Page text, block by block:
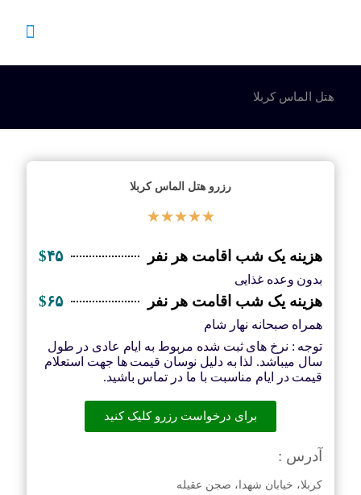
هتل الماس کربلا
رزرو هتل الماس کربلا
★
★
★
★
★
هزینه یک شب اقامت هر نفر $۴۵
بدون وعده غذایی
هزینه یک شب اقامت هر نفر $۶۵
همراه صبحانه نهار شام
توجه : نرخ های ثبت شده مربوط به ایام عادی در طول
سال میباشد. لذا به دلیل نوسان قیمت ها جهت استعلام
قیمت در ایام مناسبت با ما در تماس باشید.
برای درخواست رزرو کلیک کنید
آدرس :
کربلا، خیابان شهدا، صجن عقیله